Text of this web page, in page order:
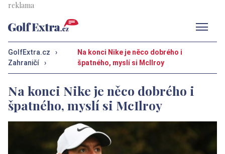
GolfExtra.cz
›
Zahraničí
›
Na konci Nike je něco dobrého i
špatného, myslí si McIlroy
Na konci Nike je něco dobrého i
špatného, myslí si McIlroy